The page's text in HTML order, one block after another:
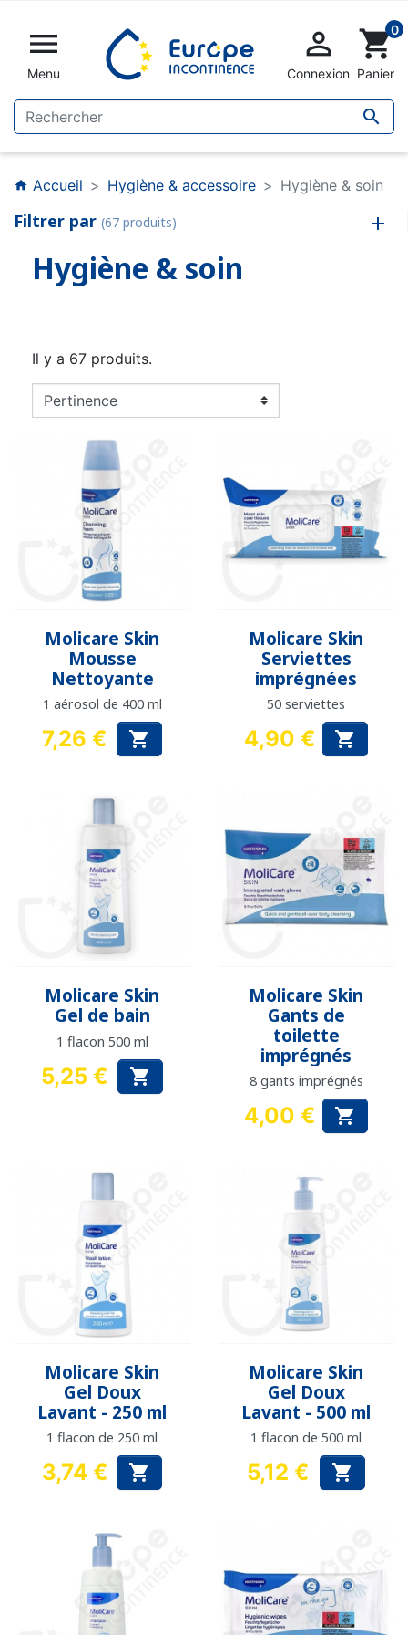

Menu


Connexion
shopping_cart0
Panier
home Accueil Hygiène & accessoire Hygiène & soin
Filtrer par (67 produits)
Hygiène & soin
Il y a 67 produits.
Molicare Skin
Mousse
Nettoyante
1 aérosol de 400 ml
Prix
7,26 € 
Molicare Skin
Serviettes
imprégnées
50 serviettes
Prix
4,90 € 
Molicare Skin
Gel de bain
1 flacon 500 ml
Prix
5,25 € 
Molicare Skin
Gants de
toilette
imprégnés
8 gants imprégnés
Prix
4,00 € 
Molicare Skin
Gel Doux
Lavant - 250 ml
1 flacon de 250 ml
Prix
3,74 € 
Molicare Skin
Gel Doux
Lavant - 500 ml
1 flacon de 500 ml
Prix
5,12 € 